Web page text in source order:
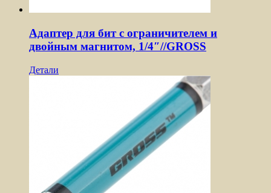
Адаптер для бит с ограничителем и
двойным магнитом, 1/4″//GROSS
Детали